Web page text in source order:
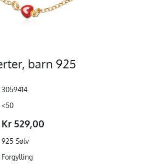
barn 925
3059414
<50
Kr 529,00
925 Sølv
Forgylling